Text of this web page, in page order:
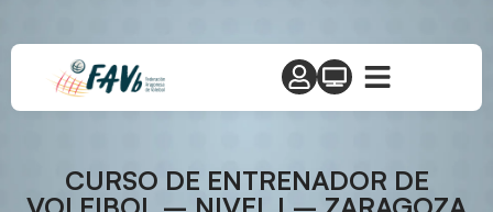
CURSO DE ENTRENADOR DE